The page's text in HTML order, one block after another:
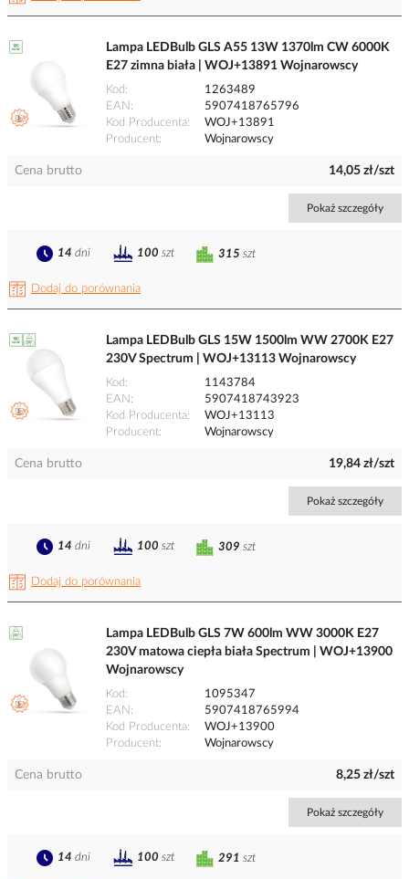
Lampa LEDBulb GLS A55 13W 1370lm CW 6000K
E27 zimna biała | WOJ+13891 Wojnarowscy
Kod
1263489
EAN
5907418765796
Kod Producenta
WOJ+13891
Producent
Wojnarowscy
Cena brutto 14,05 zł/szt
Pokaż szczegóły
Dodaj do porównania
315 szt
14 dni 100 szt
Lampa LEDBulb GLS 15W 1500lm WW 2700K E27
230V Spectrum | WOJ+13113 Wojnarowscy
Kod
1143784
EAN
5907418743923
Kod Producenta
WOJ+13113
Producent
Wojnarowscy
Cena brutto 19,84 zł/szt
Pokaż szczegóły
Dodaj do porównania
309 szt
14 dni 100 szt
Lampa LEDBulb GLS 7W 600lm WW 3000K E27
230V matowa ciepła biała Spectrum | WOJ+13900
Wojnarowscy
Kod
1095347
EAN
5907418765994
Kod Producenta
WOJ+13900
Producent
Wojnarowscy
Cena brutto 8,25 zł/szt
Pokaż szczegóły
291 szt
14 dni 100 szt